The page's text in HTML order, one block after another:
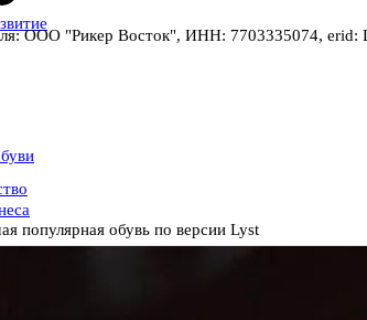
ООО "Рикер Восток", ИНН: 7703335074, erid:
популярная обувь по версии Lyst